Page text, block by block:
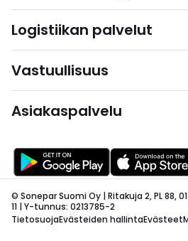
Logistiikan palvelut
Vastuullisuus
Asiakaspalvelu
© Sonepar Suomi Oy | Ritakuja 2, PL 88,
11 | Y-tunnus: 0213785-2
TietosuojaEvästeiden hallintaEvästeet